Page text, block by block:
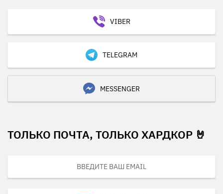
VIBER
TELEGRAM
MESSENGER
ТОЛЬКО ПОЧТА, ТОЛЬКО ХАРДКОР 🤘